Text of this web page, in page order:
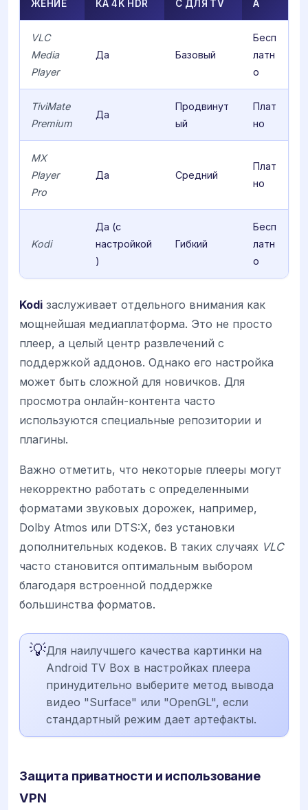
ЖЕНИЕ КА 4K HDR С ДЛЯ TV А
VLC
Media
Player
Да Базовый
Бесп
латн
о
TiviMate
Premium
Да
Продвинут
ый
Плат
но
MX
Player
Pro
Да Средний
Плат
но
Kodi
Да (с
настройкой
)
Гибкий
Бесп
латн
о
Kodi заслуживает отдельного внимания как
мощнейшая медиаплатформа. Это не просто
плеер, а целый центр развлечений с
поддержкой аддонов. Однако его настройка
может быть сложной для новичков. Для
просмотра онлайн-контента часто
используются специальные репозитории и
плагины.
Важно отметить, что некоторые плееры могут
некорректно работать с определенными
форматами звуковых дорожек, например,
Dolby Atmos или DTS:X, без установки
дополнительных кодеков. В таких случаях VLC
часто становится оптимальным выбором
благодаря встроенной поддержке
большинства форматов.
💡Для наилучшего качества картинки на
Android TV Box в настройках плеера
принудительно выберите метод вывода
видео "Surface" или "OpenGL", если
стандартный режим дает артефакты.
Защита приватности и использование
VPN